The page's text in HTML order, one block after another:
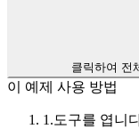
클릭하여 전
이 예제 사용 방법
1.도구를 엽니